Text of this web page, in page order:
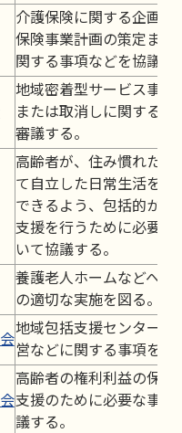
介護保険に関する企画立
保険事業計画の策定また
関する事項などを協議す
地域密着型サービス事業
または取消しに関する事
審議する。
高齢者が、住み慣れた地
て自立した日常生活を営
できるよう、包括的かつ
支援を行うために必要な
いて協議する。
養護老人ホームなどへの
の適切な実施を図る。
地域包括支援センターの
営などに関する事項を協
高齢者の権利利益の保護
支援のために必要な事項
議する。